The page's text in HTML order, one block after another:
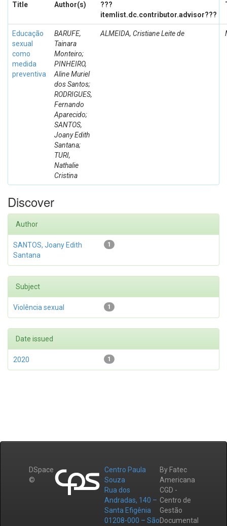
Title Author(s)
???
itemlist.dc.contributor.advisor???
Educação
sexual
como
medida
preventiva
BARUFE,
Tainara
Monteiro;
PINHEIRO,
Aline Muriel
dos Santos;
RODRIGUES,
Fernando
Aparecido;
SANTOS,
Joany Edith
Santana;
TURI,
Nathalie
Cristina
ALMEIDA, Cristiane Leite de
Discover
Author
1
SANTOS, Joany Edith
Santana
Subject
1
Violência sexual
Date issued
1
2020
DSpace
©
Centro Paula
Souza
Rua dos
Andradas, 140 –
Santa Efigênia
01208-000 – São
By Fatec
Americana
CGD -
Centro de
Gestão
Documental